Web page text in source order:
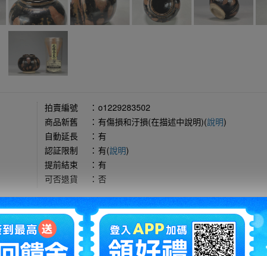
拍賣編號 ： o1229283502
商品新舊
： 有傷損和汙損(在描述中說明)(說明)
自動延長
： 有
認証限制
： 有(說明)
提前結束
： 有
可否退貨
： 否
出價競標 得標填寫委託單